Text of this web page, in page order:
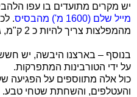
יש מקרים מתועדים בו עפו
מייל שלם (1600 מ') מהבסיס
.
מהמפלצות צריך להיות כ 2 ק"מ, גם מסיבה זו ולא רק בגלל הרעש.
בנוסף – בארצנו היבשה, יש חשש
על ידי הטורבינות המתפרקות.
כול אלה מתווספים על הפגיעה
והעטלפים, והשחתת שטחי טבע.